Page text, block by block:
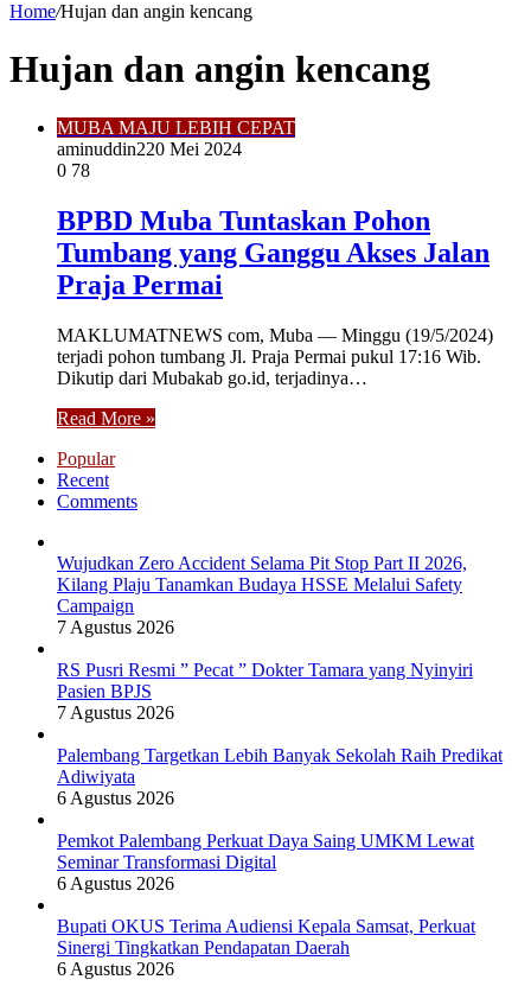
Home/Hujan dan angin kencang
Hujan dan angin kencang
MUBA MAJU LEBIH CEPAT
aminuddin220 Mei 2024
0 78
BPBD Muba Tuntaskan Pohon
Tumbang yang Ganggu Akses Jalan
Praja Permai
MAKLUMATNEWS com, Muba — Minggu (19/5/2024)
terjadi pohon tumbang Jl. Praja Permai pukul 17:16 Wib.
Dikutip dari Mubakab go.id, terjadinya…
Read More »
Popular
Recent
Comments
Wujudkan Zero Accident Selama Pit Stop Part II 2026,
Kilang Plaju Tanamkan Budaya HSSE Melalui Safety
Campaign
7 Agustus 2026
RS Pusri Resmi ” Pecat ” Dokter Tamara yang Nyinyiri
Pasien BPJS
7 Agustus 2026
Palembang Targetkan Lebih Banyak Sekolah Raih Predikat
Adiwiyata
6 Agustus 2026
Pemkot Palembang Perkuat Daya Saing UMKM Lewat
Seminar Transformasi Digital
6 Agustus 2026
Bupati OKUS Terima Audiensi Kepala Samsat, Perkuat
Sinergi Tingkatkan Pendapatan Daerah
6 Agustus 2026